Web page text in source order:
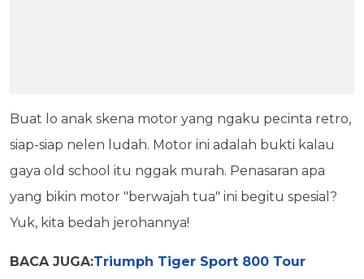
Buat lo anak skena motor yang ngaku pecinta retro,
siap-siap nelen ludah. Motor ini adalah bukti kalau
gaya old school itu nggak murah. Penasaran apa
yang bikin motor "berwajah tua" ini begitu spesial?
Yuk, kita bedah jerohannya!
BACA JUGA:Triumph Tiger Sport 800 Tour